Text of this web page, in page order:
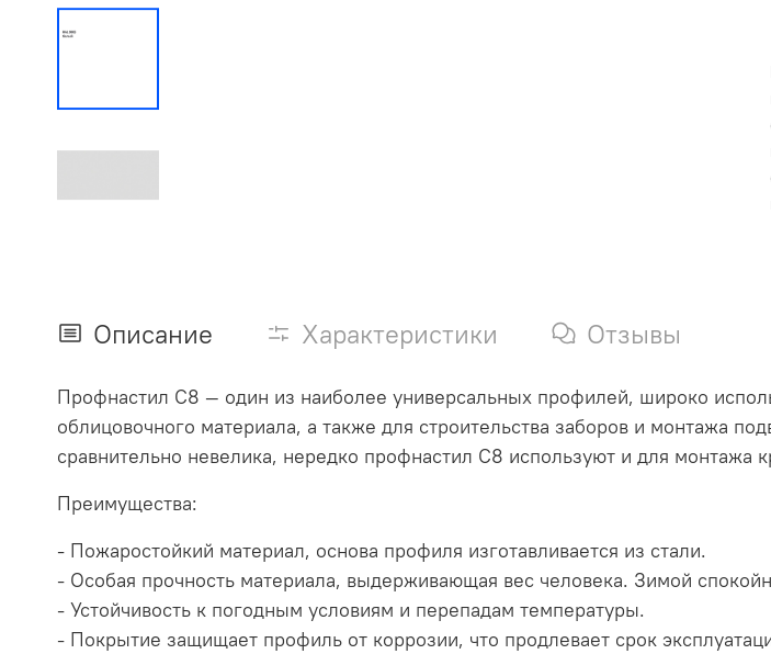
Описание Характеристики Отзывы
Профнастил С8 — один из наиболее универсальных профилей, широко
облицовочного материала, а также для строительства заборов и монтажа
сравнительно невелика, нередко профнастил С8 используют и для
Преимущества:
- Пожаростойкий материал, основа профиля изготавливается из стали.
- Особая прочность материала, выдерживающая вес человека. Зимой
- Устойчивость к погодным условиям и перепадам температуры.
- Покрытие защищает профиль от коррозии, что продлевает срок